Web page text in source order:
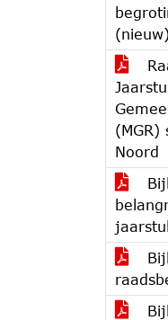
(nieuw)
(MGR)
Noord